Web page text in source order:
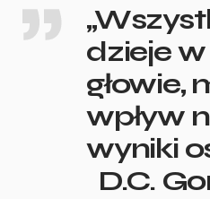
dzieje
głowie,
wpływ
wyniki
D.C.